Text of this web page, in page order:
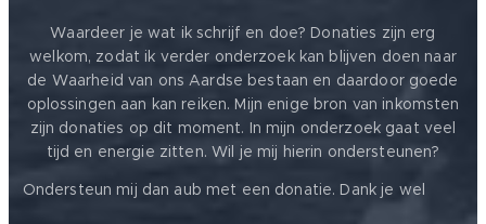
Waardeer je wat ik schrijf en doe? Donaties zijn erg
welkom, zodat ik verder onderzoek kan blijven doen naar
de Waarheid van ons Aardse bestaan en daardoor goede
oplossingen aan kan reiken. Mijn enige bron van inkomsten
zijn donaties op dit moment. In mijn onderzoek gaat veel
tijd en energie zitten. Wil je mij hierin ondersteunen?
Ondersteun mij dan aub met een donatie. Dank je wel